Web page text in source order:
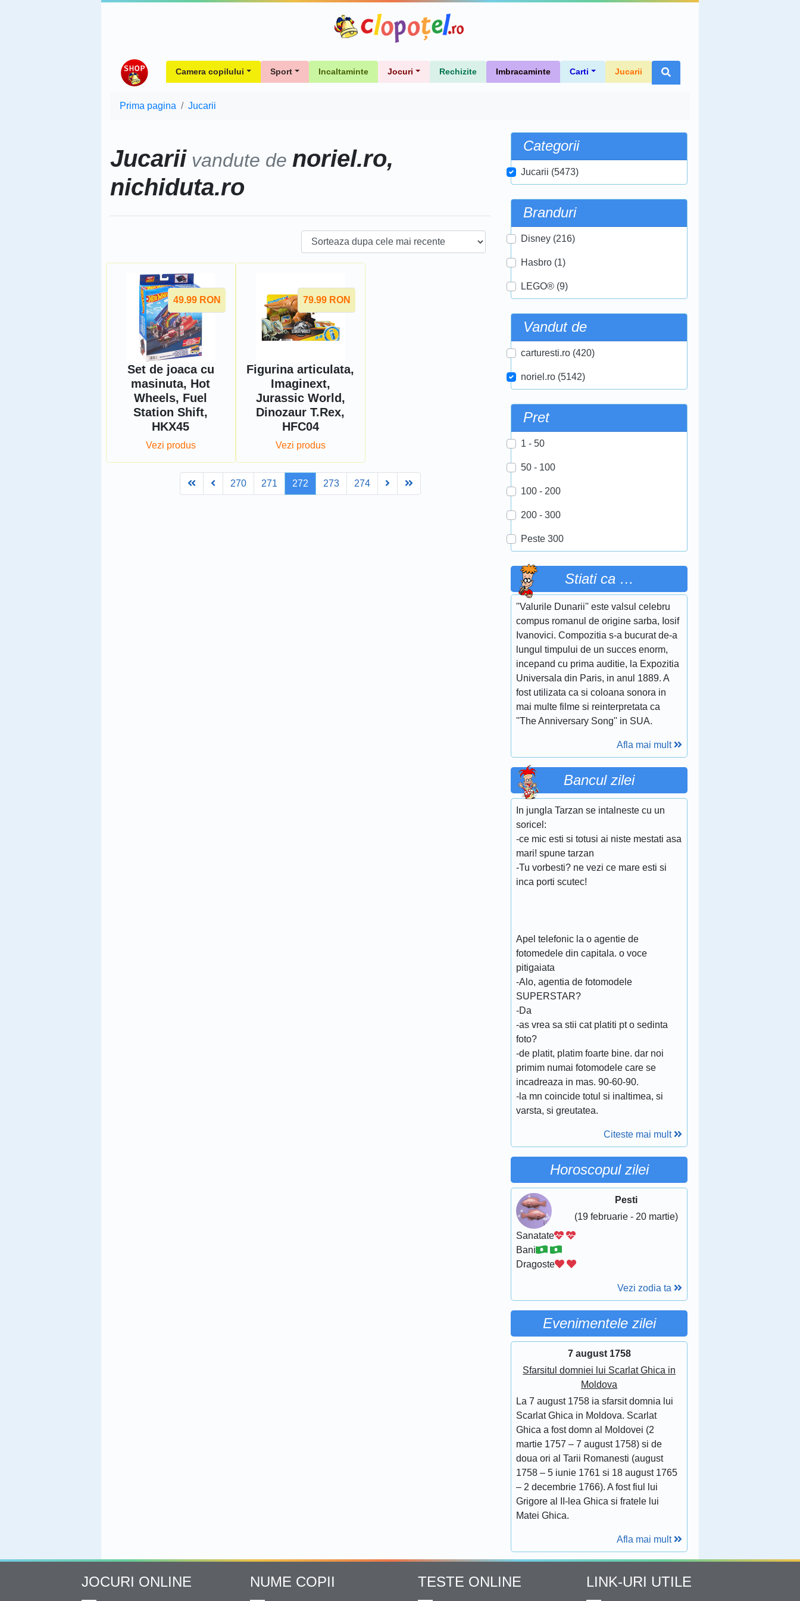
Camera copilului Sport Incaltaminte Jocuri Rechizite Imbracaminte Carti Jucarii
Prima pagina Jucarii
Jucarii vandute de noriel.ro,
nichiduta.ro
49.99 RON
Set de joaca cu
masinuta, Hot
Wheels, Fuel
Station Shift,
HKX45
Vezi produs
79.99 RON
Figurina articulata,
Imaginext,
Jurassic World,
Dinozaur T.Rex,
HFC04
Vezi produs
FirstPrev270 271 272 273 274 Next
Categorii
Jucarii (5473)
Branduri
Disney (216)
Hasbro (1)
LEGO® (9)
Vandut de
carturesti.ro (420)
noriel.ro (5142)
Pret
1 - 50
50 - 100
100 - 200
200 - 300
Peste 300
Stiati ca …
''Valurile Dunarii'' este valsul celebru
compus romanul de origine sarba, Iosif
Ivanovici. Compozitia s-a bucurat de-a
lungul timpului de un succes enorm,
incepand cu prima auditie, la Expozitia
Universala din Paris, in anul 1889. A
fost utilizata ca si coloana sonora in
mai multe filme si reinterpretata ca
''The Anniversary Song'' in SUA.
Afla mai mult
Bancul zilei
In jungla Tarzan se intalneste cu un
soricel:
-ce mic esti si totusi ai niste mestati asa
mari! spune tarzan
-Tu vorbesti? ne vezi ce mare esti si
inca porti scutec!
Apel telefonic la o agentie de
fotomedele din capitala. o voce
pitigaiata
-Alo, agentia de fotomodele
SUPERSTAR?
-Da
-as vrea sa stii cat platiti pt o sedinta
foto?
-de platit, platim foarte bine. dar noi
primim numai fotomodele care se
incadreaza in mas. 90-60-90.
-la mn coincide totul si inaltimea, si
varsta, si greutatea.
Citeste mai mult
Horoscopul zilei
Pesti
(19 februarie - 20 martie)
Sanatate
Bani
Dragoste
Vezi zodia ta
Evenimentele zilei
7 august 1758
Sfarsitul domniei lui Scarlat Ghica in
Moldova
La 7 august 1758 ia sfarsit domnia lui
Scarlat Ghica in Moldova. Scarlat
Ghica a fost domn al Moldovei (2
martie 1757 – 7 august 1758) si de
doua ori al Tarii Romanesti (august
1758 – 5 iunie 1761 si 18 august 1765
– 2 decembrie 1766). A fost fiul lui
Grigore al II-lea Ghica si fratele lui
Matei Ghica.
Afla mai mult
JOCURI ONLINE NUME COPII TESTE ONLINE LINK-URI UTILE